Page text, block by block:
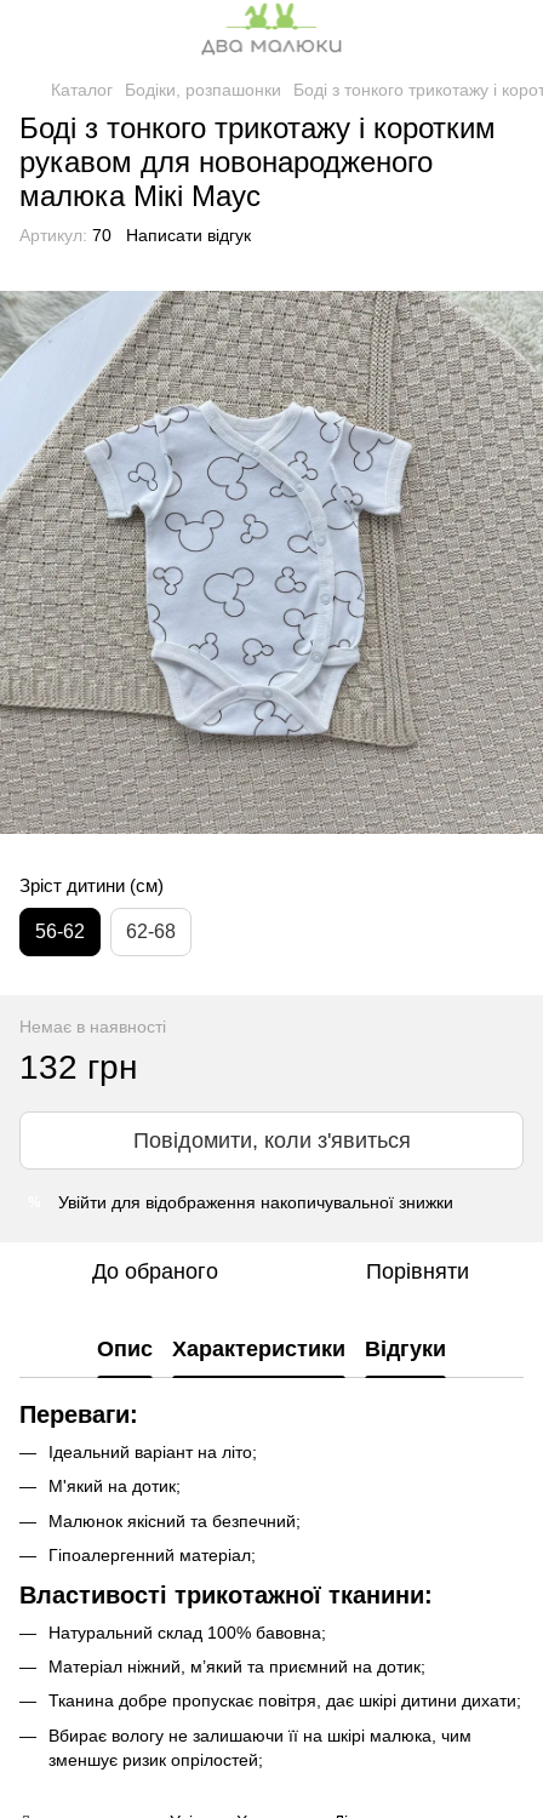
Каталог Бодіки, розпашонки Боді з тонкого трикотажу і
Боді з тонкого трикотажу і коротким
рукавом для новонародженого
малюка Мікі Маус
Артикул: 70 Написати відгук
Зріст дитини (см)
56-62 62-68
Немає в наявності
132 грн
Повідомити, коли з'явиться
Увійти для відображення накопичувальної знижки
До обраного Порівняти
Опис Характеристики Відгуки
Переваги:
Ідеальний варіант на літо;
М'який на дотик;
Малюнок якісний та безпечний;
Гіпоалергенний матеріал;
Властивості трикотажної тканини:
Натуральний склад 100% бавовна;
Матеріал ніжний, м’який та приємний на дотик;
Тканина добре пропускає повітря, дає шкірі дитини дихати;
Вбирає вологу не залишаючи її на шкірі малюка, чим
зменшує ризик опрілостей;